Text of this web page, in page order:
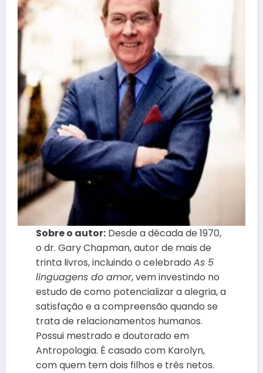
Sobre o autor: Desde a década de 1970,
o dr. Gary Chapman, autor de mais de
trinta livros, incluindo o celebradoAs 5
linguagens do amor, vem investindo no
estudo de como potencializar a alegria, a
satisfação e a compreensão quando se
trata de relacionamentos humanos.
Possui mestrado e doutorado em
Antropologia. É casado com Karolyn,
com quem tem dois filhos e três netos.